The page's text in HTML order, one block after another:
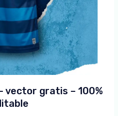
vector gratis – 100%